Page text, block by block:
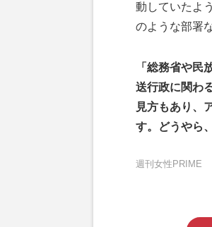
動していたよ
のような部署
「総務省や
送行政に関わ
見方もあり、
す。どうやら
週刊女性PRIME